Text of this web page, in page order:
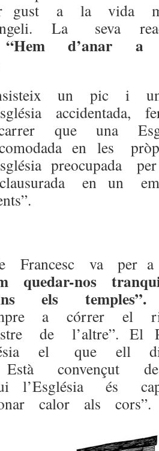
gust a la vida
La seva
“Hem d’anar
un pic i un
que una
en les
en un
Francesc va per
quedar-nos
els temples”.
a córrer el
de l’altre”. El
el que ell
Està
l’Església és
calor als cors”.